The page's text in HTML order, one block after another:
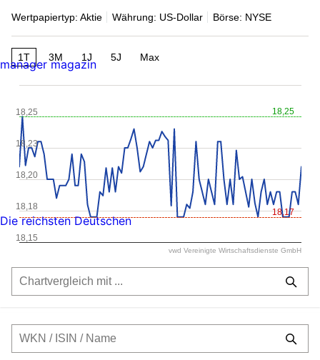
Wertpapiertyp: Aktie Währung: US-Dollar Börse: NYSE
1T 3M 1J 5J Max
18,25
18,17
18,15
18,18
18,20
18,23
18,25
vwd Vereinigte Wirtschaftsdienste GmbH
manager magazin
Die reichsten Deutschen